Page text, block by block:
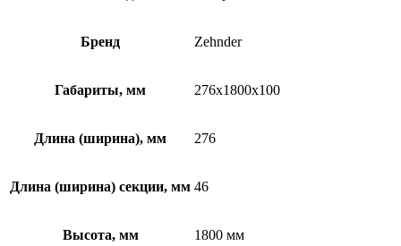
Бренд Zehnder
Габариты, мм 276x1800x100
Длина (ширина), мм 276
Длина (ширина) секции, мм 46
Высота, мм 1800 мм